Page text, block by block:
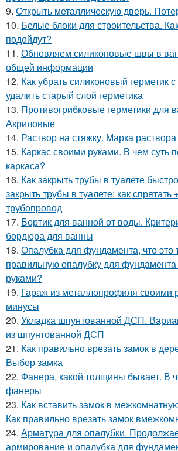
9. Открыть металлическую дверь.
10. Белые блоки для строительства.
подойдут?
11. Обновляем силиконовые швы в
общей информации
12. Как убрать силиконовый герметик
удалить старый слой герметика
13. Противогрибковые герметики для
Акриловые
14. Раствор на стяжку. Марка
15. Каркас своими руками. В чем суть
каркаса?
16. Как закрыть трубы в туалете
закрыть трубы в туалете: как спрятать
трубопровод
17. Бортик для ванной от воды.
бордюра для ванны
18. Опалубка для фундамента, что это
правильную опалубку для
руками?
19. Гараж из металлопрофиля своими
минусы
20. Укладка шпунтованной ДСП.
из шпунтованной ДСП
21. Как правильно врезать замок в
Выбор замка
22. Фанера, какой толщины бывает. В
фанеры
23. Как вставить замок в
Как правильно врезать замок
24. Арматура для опалубки.
армирование и опалубка для